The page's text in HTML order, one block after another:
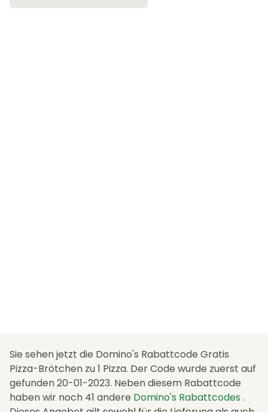
Sie sehen jetzt die Domino's Rabattcode Gratis
Pizza-Brötchen zu 1 Pizza. Der Code wurde zuerst auf
gefunden 20-01-2023. Neben diesem Rabattcode
haben wir noch 41 andere Domino's Rabattcodes .